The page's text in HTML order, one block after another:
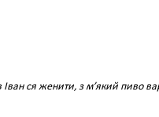
Іван ся женити, з м’який пиво